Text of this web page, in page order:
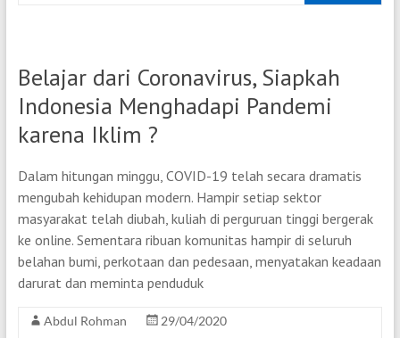
Belajar dari Coronavirus, Siapkah
Indonesia Menghadapi Pandemi
karena Iklim ?
Dalam hitungan minggu, COVID-19 telah secara dramatis
mengubah kehidupan modern. Hampir setiap sektor
masyarakat telah diubah, kuliah di perguruan tinggi bergerak
ke online. Sementara ribuan komunitas hampir di seluruh
belahan bumi, perkotaan dan pedesaan, menyatakan keadaan
darurat dan meminta penduduk
Abdul Rohman
29/04/2020